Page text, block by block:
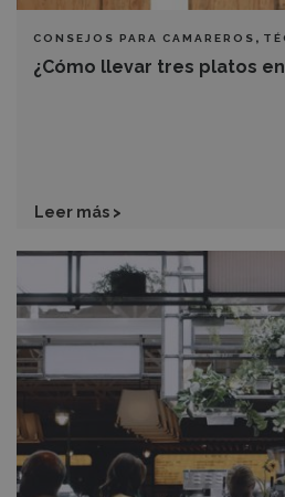
CONSEJOS PARA CAMAREROS ,
BARRA
¿Cómo llevar tres platos
Leer más >
Método
Tortoni:
técnica
mixta
para
recordar
las
comandas